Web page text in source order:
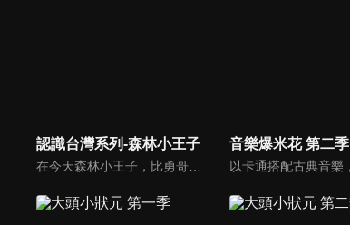
認識台灣系列-森林小王子 音樂爆米花 第二季